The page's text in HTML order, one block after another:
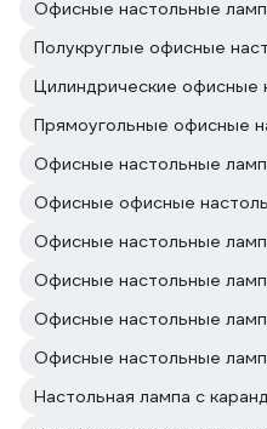
Офисные настольные
Полукруглые офисные
Цилиндрические офисные
Прямоугольные офисные
Офисные настольные
Офисные офисные
Офисные настольные
Офисные настольные
Офисные настольные
Офисные настольные
Настольная лампа с